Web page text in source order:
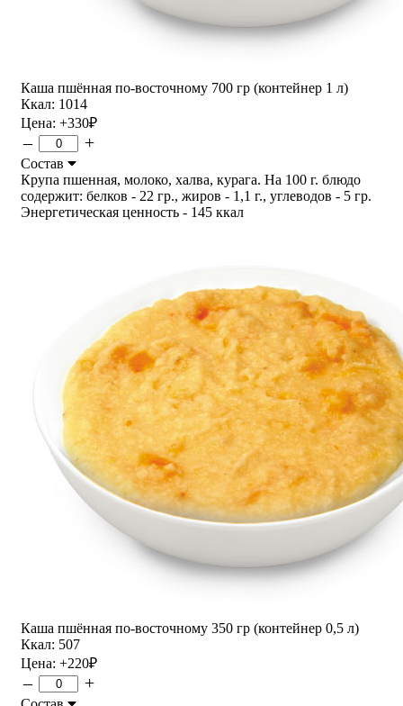
Каша пшённая по-восточному 700 гр (контейнер 1 л)
Ккал: 1014
Цена: +330₽
– +
Состав
Крупа пшенная, молоко, халва, курага. На 100 г. блюдо
содержит: белков - 22 гр., жиров - 1,1 г., углеводов - 5 гр.
Энергетическая ценность - 145 ккал
Каша пшённая по-восточному 350 гр (контейнер 0,5 л)
Ккал: 507
Цена: +220₽
– +